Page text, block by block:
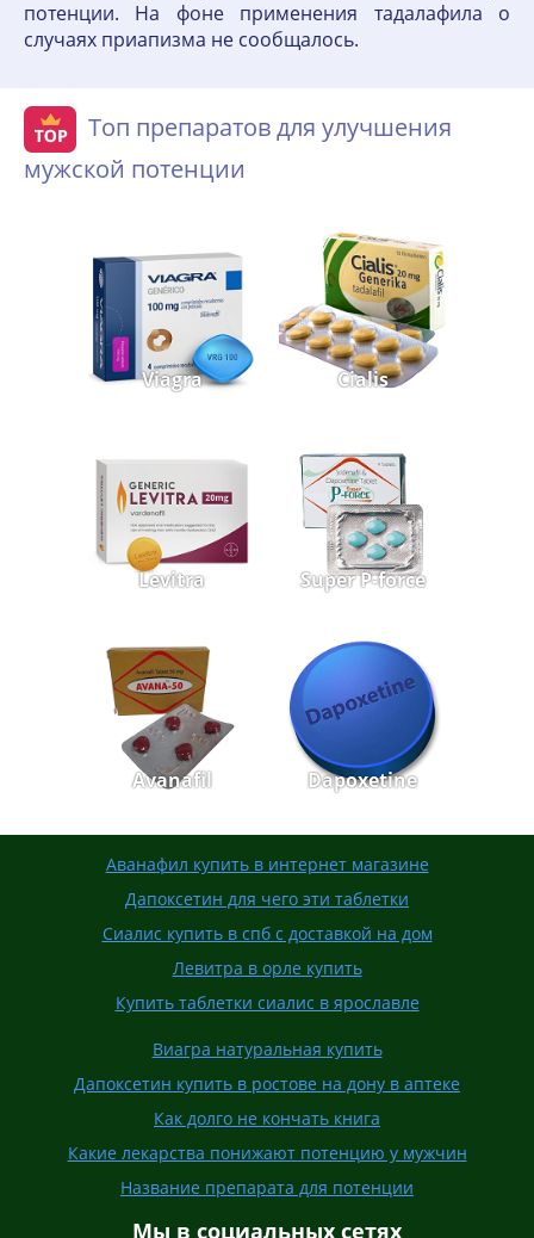
потенции. На фоне применения тадалафила о
случаях приапизма не сообщалось.
Топ препаратов для улучшения
мужской потенции
Viagra Cialis
Levitra Super P-force
Avanafil Dapoxetine
Аванафил купить в интернет магазине
Дапоксетин для чего эти таблетки
Сиалис купить в спб с доставкой на дом
Левитра в орле купить
Купить таблетки сиалис в ярославле
Виагра натуральная купить
Дапоксетин купить в ростове на дону в аптеке
Как долго не кончать книга
Какие лекарства понижают потенцию у мужчин
Название препарата для потенции
Мы в социальных сетях